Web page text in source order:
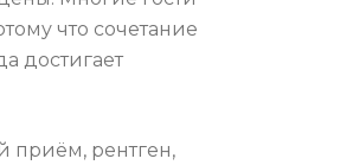
что сочетание
достигает
приём, рентген,